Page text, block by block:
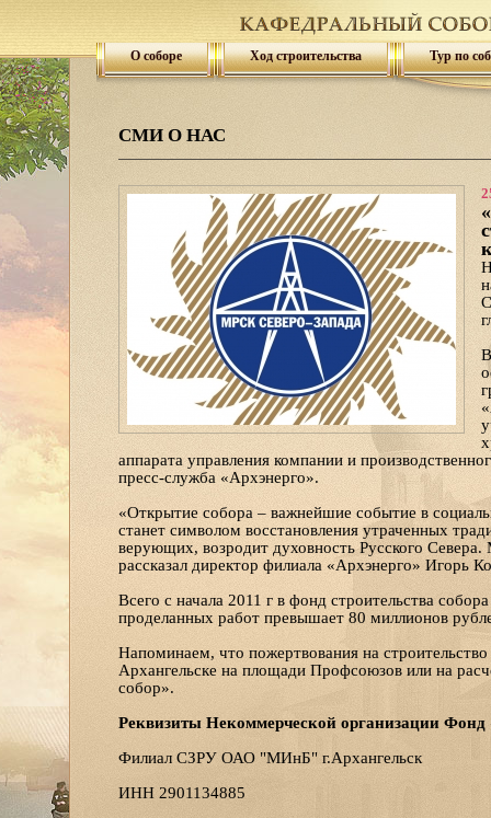
О соборе Ход строительства Тур по
СМИ О НАС
аппарата управления компании и
пресс-служба «Архэнерго».
«Открытие собора – важнейшие событие в
станет символом восстановления утраченных
верующих, возродит духовность Русского
рассказал директор филиала «Архэнерго» Игорь
Всего с начала 2011 г в фонд строительства
проделанных работ превышает 80 миллионов
Напоминаем, что пожертвования на
Архангельске на площади Профсоюзов или на
собор».
Реквизиты Некоммерческой организации
Филиал СЗРУ ОАО "МИнБ" г.Архангельск
ИНН 2901134885